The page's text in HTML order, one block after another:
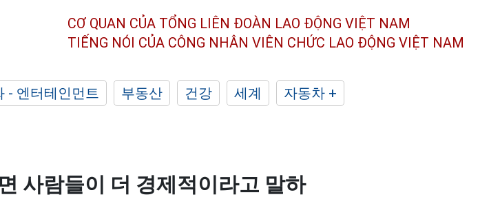
CƠ QUAN CỦA TỔNG LIÊN ĐOÀN LAO ĐỘNG VIỆT NAM
TIẾNG NÓI CỦA CÔNG NHÂN VIÊN CHỨC LAO ĐỘNG VIỆT NAM
- 엔터테인먼트 부동산 건강 세계
자동차 +
사람들이 더 경제적이라고 말하